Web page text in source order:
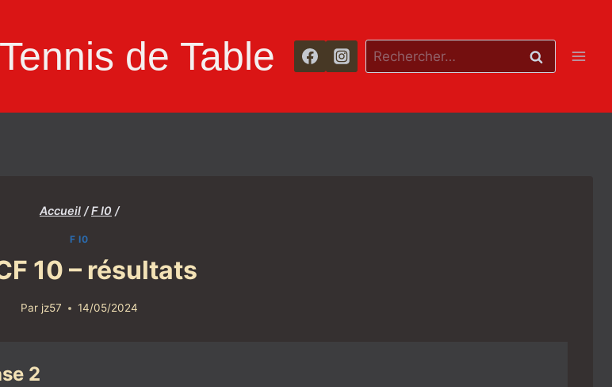
de Table Rechercher :
Accueil / F I0 /
F I0
10 – résultats
Par jz57 14/05/2024
2